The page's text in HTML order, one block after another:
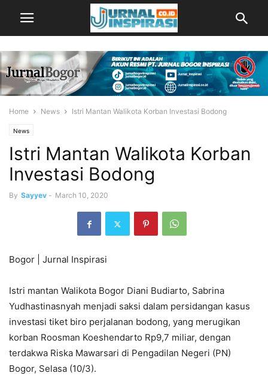
Home News Istri Mantan Walikota Korban Investasi Bodong
News
Istri Mantan Walikota Korban
Investasi Bodong
By Sayyev - March 10, 2020
Bogor | Jurnal Inspirasi
Istri mantan Walikota Bogor Diani Budiarto, Sabrina
Yudhastinasnyah menjadi saksi dalam persidangan kasus
investasi tiket biro perjalanan bodong, yang merugikan
korban Roosman Koeshendarto Rp9,7 miliar, dengan
terdakwa Riska Mawarsari di Pengadilan Negeri (PN)
Bogor, Selasa (10/3).